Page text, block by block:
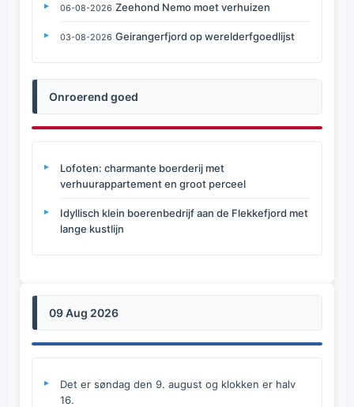
06-08-2026 Zeehond Nemo moet verhuizen
03-08-2026 Geirangerfjord op werelderfgoedlijst
Onroerend goed
Lofoten: charmante boerderij met
verhuurappartement en groot perceel
Idyllisch klein boerenbedrijf aan de Flekkefjord met
lange kustlijn
09 Aug 2026
Det er søndag den 9. august og klokken er halv
16.